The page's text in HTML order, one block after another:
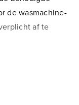
de wasmachine-
af te
Meent, een van